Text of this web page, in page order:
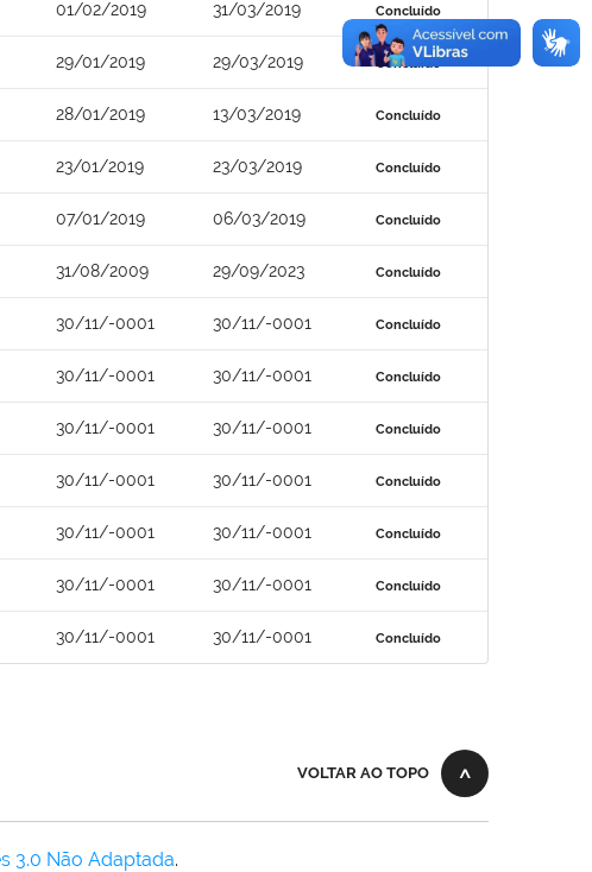
01/02/2019 31/03/2019 Concluído
29/01/2019 29/03/2019 Concluído
28/01/2019 13/03/2019 Concluído
23/01/2019 23/03/2019 Concluído
07/01/2019 06/03/2019 Concluído
31/08/2009 29/09/2023 Concluído
30/11/-0001 30/11/-0001 Concluído
30/11/-0001 30/11/-0001 Concluído
30/11/-0001 30/11/-0001 Concluído
30/11/-0001 30/11/-0001 Concluído
30/11/-0001 30/11/-0001 Concluído
30/11/-0001 30/11/-0001 Concluído
30/11/-0001 30/11/-0001 Concluído
VOLTAR AO TOPO
3.0 Não Adaptada.